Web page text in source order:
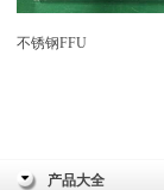
不锈钢FFU
产品大全